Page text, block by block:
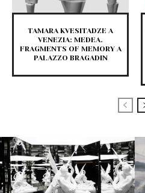
TAMARA KVESITADZE A
VENEZIA: MEDEA.
FRAGMENTS OF MEMORY A
PALAZZO BRAGADIN